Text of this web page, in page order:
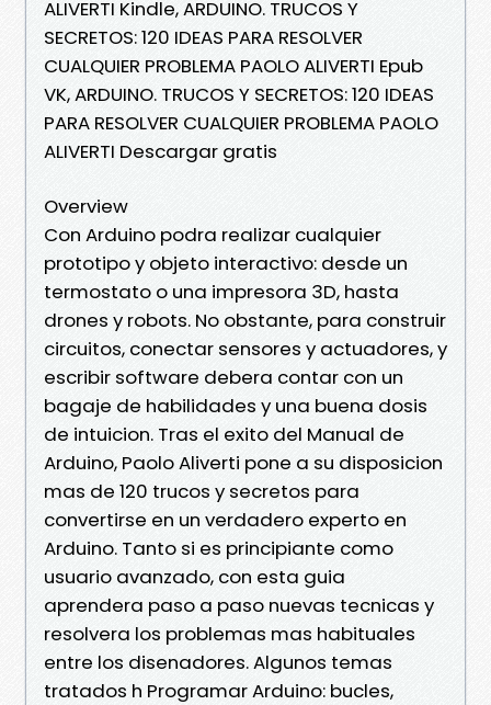
ALIVERTI Kindle, ARDUINO. TRUCOS Y
SECRETOS: 120 IDEAS PARA RESOLVER
CUALQUIER PROBLEMA PAOLO ALIVERTI Epub
VK, ARDUINO. TRUCOS Y SECRETOS: 120 IDEAS
PARA RESOLVER CUALQUIER PROBLEMA PAOLO
ALIVERTI Descargar gratis
Overview
Con Arduino podra realizar cualquier
prototipo y objeto interactivo: desde un
termostato o una impresora 3D, hasta
drones y robots. No obstante, para construir
circuitos, conectar sensores y actuadores, y
escribir software debera contar con un
bagaje de habilidades y una buena dosis
de intuicion. Tras el exito del Manual de
Arduino, Paolo Aliverti pone a su disposicion
mas de 120 trucos y secretos para
convertirse en un verdadero experto en
Arduino. Tanto si es principiante como
usuario avanzado, con esta guia
aprendera paso a paso nuevas tecnicas y
resolvera los problemas mas habituales
entre los disenadores. Algunos temas
tratados h Programar Arduino: bucles,